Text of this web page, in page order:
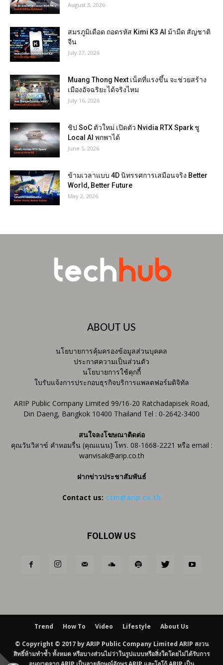
August 3, 2026
สมรภูมิเดือด ถอดรหัส Kimi K3 AI ม้ามืด สัญชาติ
จีน
July 27, 2026
Muang Thong Next เน็ตที่แรงขึ้น จะช่วยสร้าง
เมืองอัจฉริยะได้จริงไหม
July 16, 2026
ชิป SoC ตัวใหม่ เปิดตัว Nvidia RTX Spark ชู
Local AI พกพาได้
June 5, 2026
ข้ามเวลาแบบ 4D นิทรรศการเสมือนจริง Better
World, Better Future
May 2, 2026
ABOUT US
นโยบายการคุ้มครองข้อมูลส่วนบุคคล
ประกาศความเป็นส่วนตัว
นโยบายการใช้คุกกี้
ใบรับแจ้งการประกอบธุรกิจบริการแพลตฟอร์มดิจิทัล
ARIP Public Company Limited 99/16-20 Ratchadapisek Road,
Din Daeng, Bangkok 10400 Thailand Tel : 0-2642-3400
สนใจลงโฆษณาติดต่อ
คุณวันวิสาข์ คำหอมรื่น (คุณแนน) โทร. 08-1668-2221 หรือ email :
wanvisak@arip.co.th
ฝากข่าวประชาสัมพันธ์
Contact us: ctm@arip.co.th
FOLLOW US
Trend How To Video Lifestyle About Us
© Copyright © 2017 by ARIP Public Company Limited ARIP สงวน
สิทธิ์ห้ามทำซ้ำ ทั้งหมด หรือบางส่วนไม่ว่าในรูปแบบหรือสิ่งใดโดยไม่ได้รับการ